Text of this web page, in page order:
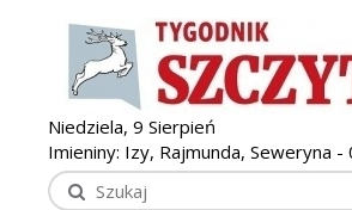
Niedziela, 9 Sierpień
Imieniny: Izy, Rajmunda, Seweryna -